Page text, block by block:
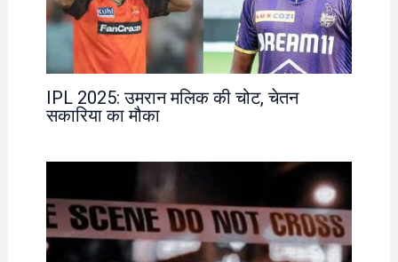
IPL 2025: उमरान मलिक की चोट, चेतन
सकारिया का मौका